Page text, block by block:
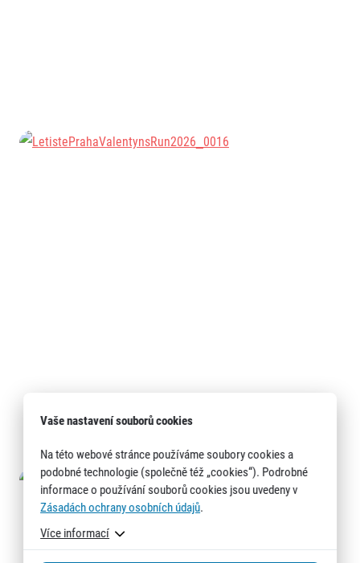
Vaše nastavení souborů cookies
Na této webové stránce používáme soubory cookies a
podobné technologie (společně též „cookies“). Podrobné
informace o používání souborů cookies jsou uvedeny v
Zásadách ochrany osobních údajů.
Více informací